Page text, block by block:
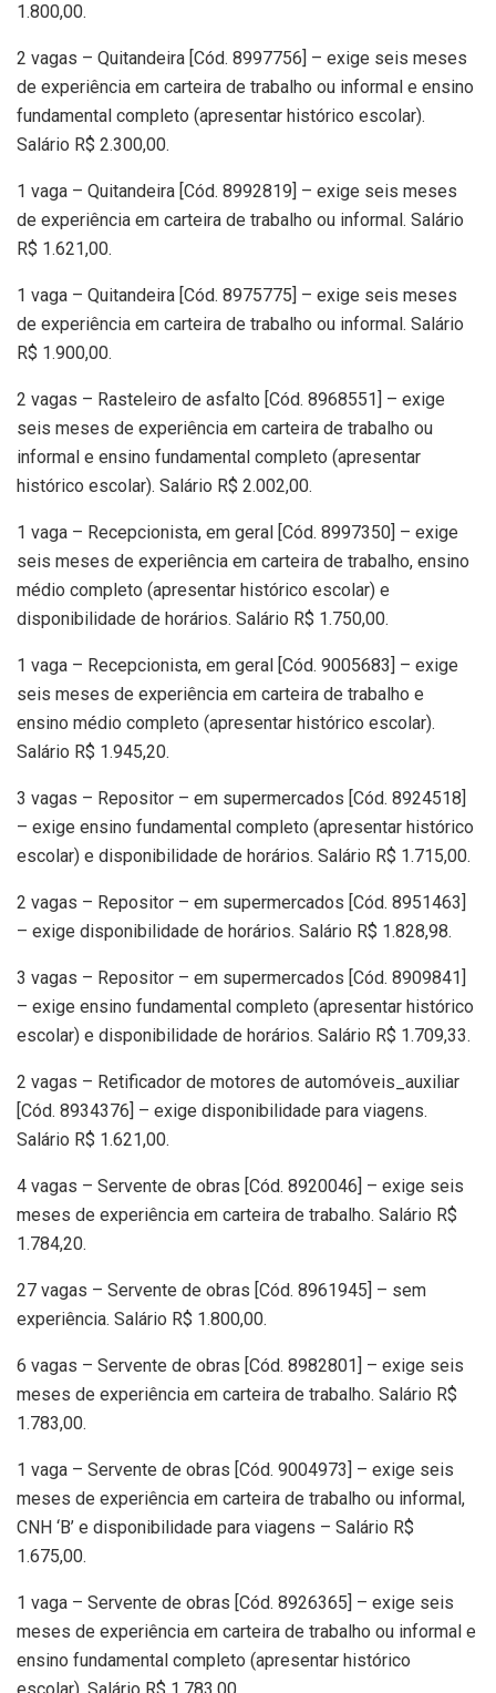
1.800,00.
2 vagas – Quitandeira [Cód. 8997756] – exige seis meses
de experiência em carteira de trabalho ou informal e ensino
fundamental completo (apresentar histórico escolar).
Salário R$ 2.300,00.
1 vaga – Quitandeira [Cód. 8992819] – exige seis meses
de experiência em carteira de trabalho ou informal. Salário
R$ 1.621,00.
1 vaga – Quitandeira [Cód. 8975775] – exige seis meses
de experiência em carteira de trabalho ou informal. Salário
R$ 1.900,00.
2 vagas – Rasteleiro de asfalto [Cód. 8968551] – exige
seis meses de experiência em carteira de trabalho ou
informal e ensino fundamental completo (apresentar
histórico escolar). Salário R$ 2.002,00.
1 vaga – Recepcionista, em geral [Cód. 8997350] – exige
seis meses de experiência em carteira de trabalho, ensino
médio completo (apresentar histórico escolar) e
disponibilidade de horários. Salário R$ 1.750,00.
1 vaga – Recepcionista, em geral [Cód. 9005683] – exige
seis meses de experiência em carteira de trabalho e
ensino médio completo (apresentar histórico escolar).
Salário R$ 1.945,20.
3 vagas – Repositor – em supermercados [Cód. 8924518]
– exige ensino fundamental completo (apresentar histórico
escolar) e disponibilidade de horários. Salário R$ 1.715,00.
2 vagas – Repositor – em supermercados [Cód. 8951463]
– exige disponibilidade de horários. Salário R$ 1.828,98.
3 vagas – Repositor – em supermercados [Cód. 8909841]
– exige ensino fundamental completo (apresentar histórico
escolar) e disponibilidade de horários. Salário R$ 1.709,33.
2 vagas – Retificador de motores de automóveis_auxiliar
[Cód. 8934376] – exige disponibilidade para viagens.
Salário R$ 1.621,00.
4 vagas – Servente de obras [Cód. 8920046] – exige seis
meses de experiência em carteira de trabalho. Salário R$
1.784,20.
27 vagas – Servente de obras [Cód. 8961945] – sem
experiência. Salário R$ 1.800,00.
6 vagas – Servente de obras [Cód. 8982801] – exige seis
meses de experiência em carteira de trabalho. Salário R$
1.783,00.
1 vaga – Servente de obras [Cód. 9004973] – exige seis
meses de experiência em carteira de trabalho ou informal,
CNH ‘B’ e disponibilidade para viagens – Salário R$
1.675,00.
1 vaga – Servente de obras [Cód. 8926365] – exige seis
meses de experiência em carteira de trabalho ou informal e
ensino fundamental completo (apresentar histórico